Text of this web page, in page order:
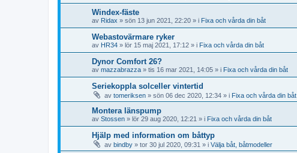
Windex-fäste
av Ridax » sön 13 jun 2021, 22:20 » i Fixa och vårda din båt
Webastovärmare ryker
av HR34 » lör 15 maj 2021, 17:12 » i Fixa och vårda din båt
Dynor Comfort 26?
av mazzabrazza » tis 16 mar 2021, 14:05 » i Fixa och vårda din båt
Seriekoppla solceller vintertid
av tomeriksen » sön 06 dec 2020, 12:34 » i Fixa och vårda din båt
Montera länspump
av Stossen » lör 29 aug 2020, 12:21 » i Fixa och vårda din båt
Hjälp med information om båttyp
av bindby » tor 30 jul 2020, 09:31 » i Välja båt, båtmodeller